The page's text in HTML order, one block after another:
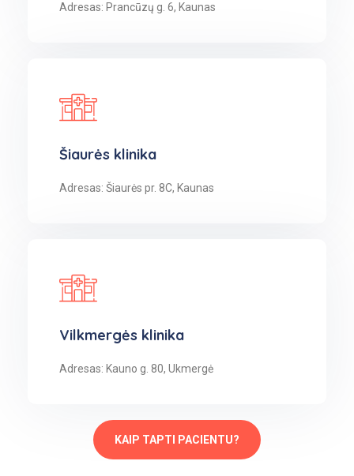
Adresas: Prancūzų g. 6, Kaunas
Šiaurės klinika
Adresas: Šiaurės pr. 8C, Kaunas
Vilkmergės klinika
Adresas: Kauno g. 80, Ukmergė
KAIP TAPTI PACIENTU?